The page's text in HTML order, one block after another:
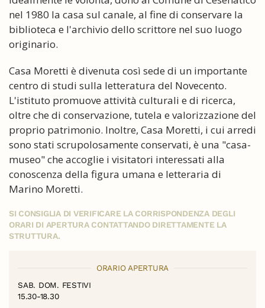
nel 1980 la casa sul canale, al fine di conservare la
biblioteca e l'archivio dello scrittore nel suo luogo
originario.
Casa Moretti è divenuta così sede di un importante
centro di studi sulla letteratura del Novecento.
L'istituto promuove attività culturali e di ricerca,
oltre che di conservazione, tutela e valorizzazione del
proprio patrimonio. Inoltre, Casa Moretti, i cui arredi
sono stati scrupolosamente conservati, è una "casa-
museo" che accoglie i visitatori interessati alla
conoscenza della figura umana e letteraria di
Marino Moretti.
SI CONSIGLIA DI VERIFICARE LA CORRISPONDENZA DEGLI
ORARI DI APERTURA CONTATTANDO DIRETTAMENTE LA
STRUTTURA.
ORARIO APERTURA
SAB. DOM. FESTIVI
15.30-18.30